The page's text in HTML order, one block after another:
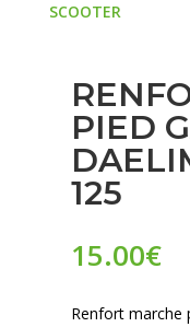
SCOOTER
PIED
125
15.00€
Renfort marche